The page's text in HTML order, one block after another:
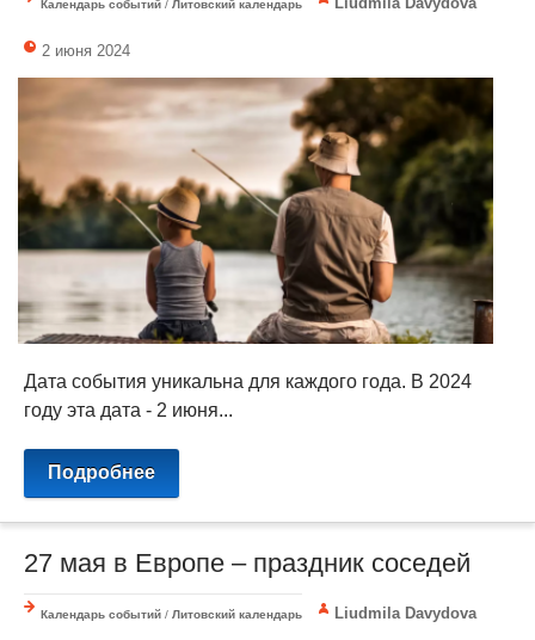
Календарь событий / Литовский календарь
2 июня 2024
Дата события уникальна для каждого года. В 2024
году эта дата - 2 июня...
Подробнее
27 мая в Европе – праздник соседей
Календарь событий / Литовский календарь Liudmila Davydova